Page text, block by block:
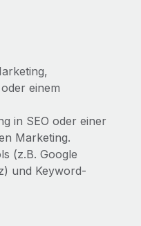
in 19 Ländern
im Bereich der
Das...
einem
in SEO oder einer
Marketing.
(z.B. Google
und Keyword-